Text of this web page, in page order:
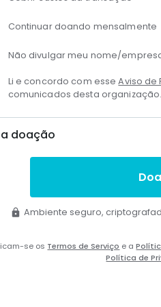
Continuar doando mensalmente
Não divulgar meu nome/
Li e concordo com esseAviso de
comunicados desta organização.
doação
Ambiente seguro,
se os Termos de Serviço e a
Política de